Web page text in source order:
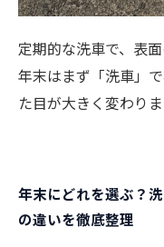
定期的な洗車で、表
年末はまず「洗車」
た目が大きく変わりま
年末にどれを選ぶ？
の違いを徹底整理